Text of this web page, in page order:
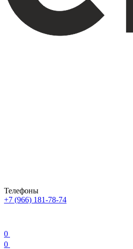
Телефоны
+7 (966) 181-78-74
0
0